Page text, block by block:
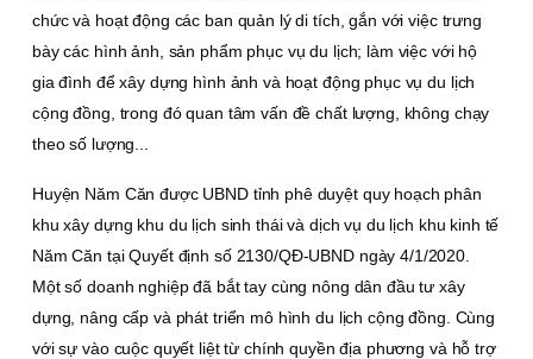
chức và hoạt động các ban quản lý di tích, gắn với việc trưng
bày các hình ảnh, sản phẩm phục vụ du lịch; làm việc với hộ
gia đình để xây dựng hình ảnh và hoạt động phục vụ du lịch
cộng đồng, trong đó quan tâm vấn đề chất lượng, không chạy
theo số lượng...
Huyện Năm Căn được UBND tỉnh phê duyệt quy hoạch phân
khu xây dựng khu du lịch sinh thái và dịch vụ du lịch khu kinh tế
Năm Căn tại Quyết định số 2130/QÐ-UBND ngày 4/1/2020.
Một số doanh nghiệp đã bắt tay cùng nông dân đầu tư xây
dựng, nâng cấp và phát triển mô hình du lịch cộng đồng. Cùng
với sự vào cuộc quyết liệt từ chính quyền địa phương và hỗ trợ